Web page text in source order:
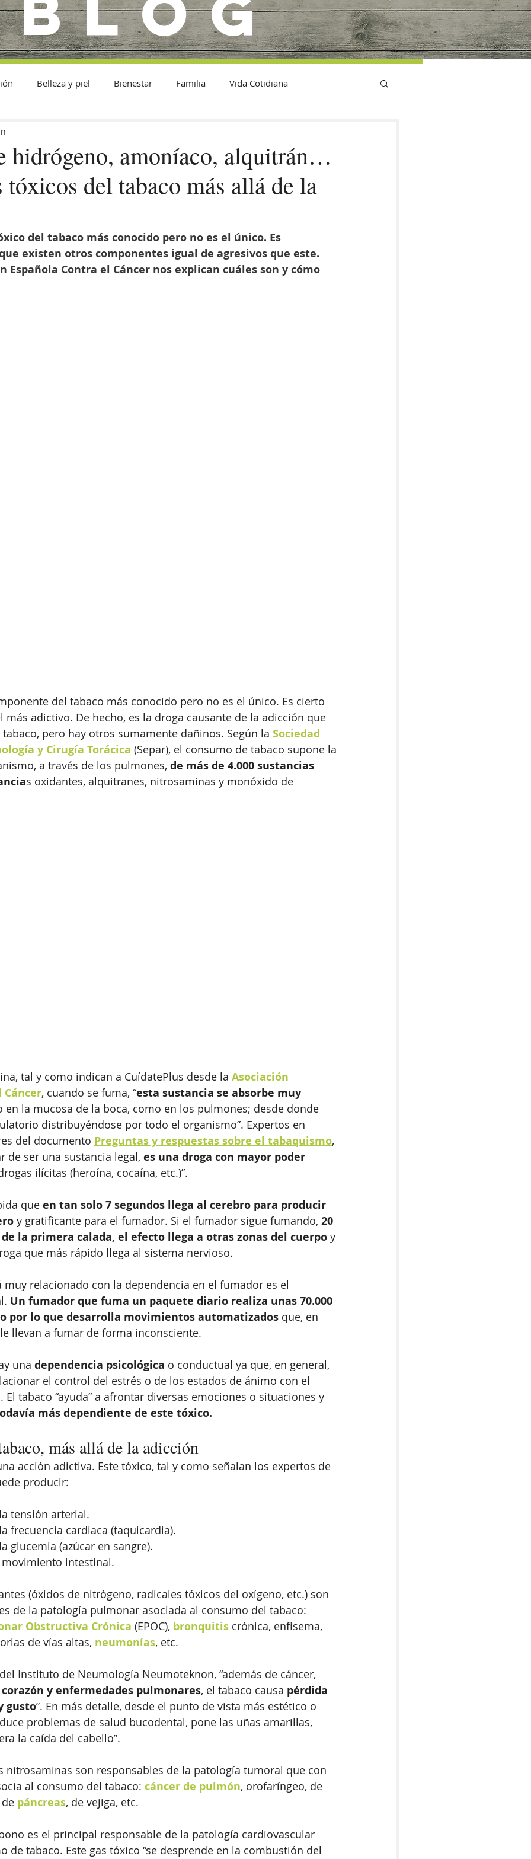
Belleza y piel Bienestar Familia Vida Cotidiana
hidrógeno, amoníaco, alquitrán…
tóxicos del tabaco más allá de la
del tabaco más conocido pero no es el único. Es
existen otros componentes igual de agresivos que este.
Española Contra el Cáncer nos explican cuáles son y cómo
del tabaco más conocido pero no es el único. Es cierto
más adictivo. De hecho, es la droga causante de la adicción que
pero hay otros sumamente dañinos. Según la Sociedad
y Cirugía Torácica (Separ), el consumo de tabaco supone la
a través de los pulmones, de más de 4.000 sustancias
s oxidantes, alquitranes, nitrosaminas y monóxido de
tal y como indican a CuídatePlus desde la Asociación
Cáncer, cuando se fuma, “esta sustancia se absorbe muy
en la mucosa de la boca, como en los pulmones; desde donde
distribuyéndose por todo el organismo”. Expertos en
del documento Preguntas y respuestas sobre el tabaquismo,
de ser una sustancia legal, es una droga con mayor poder
ilícitas (heroína, cocaína, etc.)”.
que en tan solo 7 segundos llega al cerebro para producir
y gratificante para el fumador. Si el fumador sigue fumando, 20
de la primera calada, el efecto llega a otras zonas del cuerpo y
que más rápido llega al sistema nervioso.
muy relacionado con la dependencia en el fumador es el
Un fumador que fuma un paquete diario realiza unas 70.000
por lo que desarrolla movimientos automatizados que, en
llevan a fumar de forma inconsciente.
una dependencia psicológica o conductual ya que, en general,
el control del estrés o de los estados de ánimo con el
El tabaco “ayuda” a afrontar diversas emociones o situaciones y
más dependiente de este tóxico.
más allá de la adicción
acción adictiva. Este tóxico, tal y como señalan los expertos de
producir:
tensión arterial.
frecuencia cardiaca (taquicardia).
glucemia (azúcar en sangre).
intestinal.
(óxidos de nitrógeno, radicales tóxicos del oxígeno, etc.) son
de la patología pulmonar asociada al consumo del tabaco:
Obstructiva Crónica (EPOC), bronquitis crónica, enfisema,
de vías altas, neumonías, etc.
Instituto de Neumología Neumoteknon, “además de cáncer,
y enfermedades pulmonares, el tabaco causa pérdida
gusto”. En más detalle, desde el punto de vista más estético o
problemas de salud bucodental, pone las uñas amarillas,
la caída del cabello”.
nitrosaminas son responsables de la patología tumoral que con
al consumo del tabaco: cáncer de pulmón, orofaríngeo, de
páncreas, de vejiga, etc.
es el principal responsable de la patología cardiovascular
de tabaco. Este gas tóxico “se desprende en la combustión del